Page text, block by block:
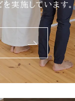
を実施しています。